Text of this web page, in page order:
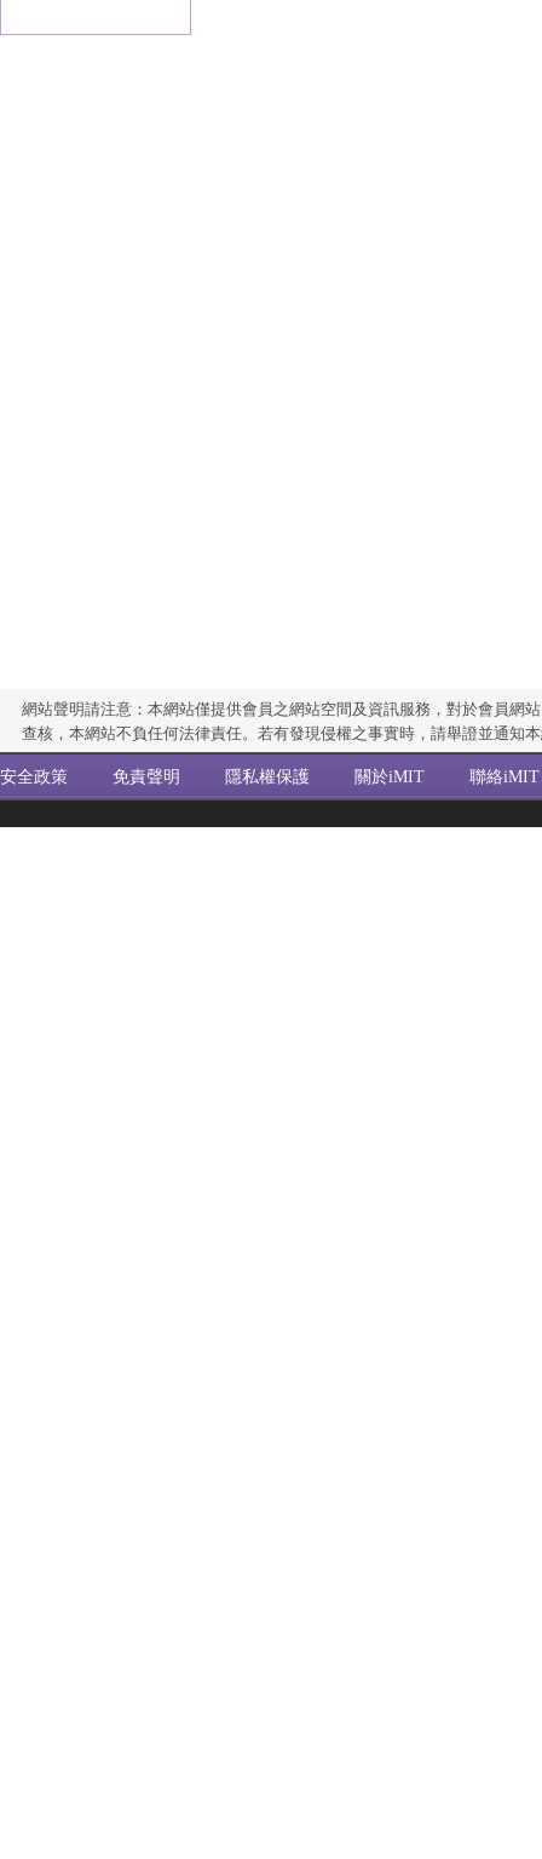
網站聲明請注意：本網站僅提供會員之網站空間及資訊服務，對於會員網
查核，本網站不負任何法律責任。若有發現侵權之事實時，請舉證並通知
安全政策 免責聲明 隱私權保護 關於iMIT 聯絡iMIT